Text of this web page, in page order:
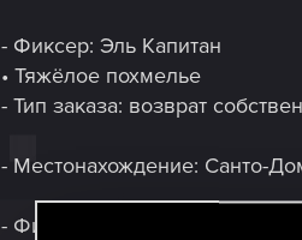
- Фиксер: Эль Капитан
• Тяжёлое похмелье
- Тип заказа: возврат
- Местонахождение: Санто-
- Фиксер: Бестия